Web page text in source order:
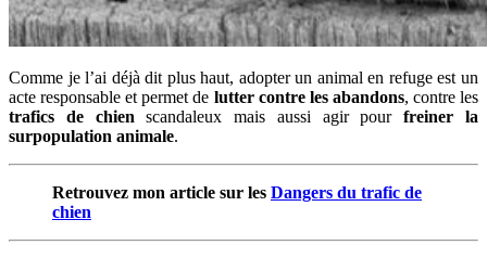
Comme je l’ai déjà dit plus haut, adopter un animal en refuge est un
acte responsable et permet de lutter contre les abandons, contre les
trafics de chien scandaleux mais aussi agir pourfreiner la
surpopulation animale.
Retrouvez mon article sur les Dangers du trafic de
chien